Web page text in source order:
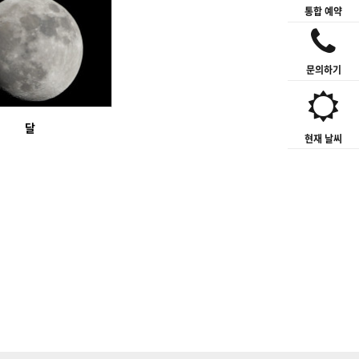
통합 예약
문의하기
현재 날씨
달